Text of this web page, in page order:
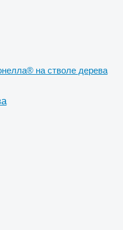
на стволе дерева